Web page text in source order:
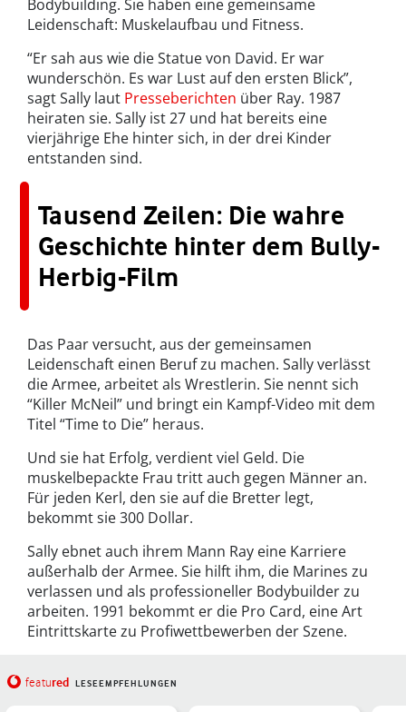
Bodybuilding. Sie haben eine gemeinsame
Leidenschaft: Muskelaufbau und Fitness.
“Er sah aus wie die Statue von David. Er war
wunderschön. Es war Lust auf den ersten Blick”,
sagt Sally laut Presseberichten über Ray. 1987
heiraten sie. Sally ist 27 und hat bereits eine
vierjährige Ehe hinter sich, in der drei Kinder
entstanden sind.
Tausend Zeilen: Die wahre
Geschichte hinter dem Bully-
Herbig-Film
Das Paar versucht, aus der gemeinsamen
Leidenschaft einen Beruf zu machen. Sally verlässt
die Armee, arbeitet als Wrestlerin. Sie nennt sich
“Killer McNeil” und bringt ein Kampf-Video mit dem
Titel “Time to Die” heraus.
Und sie hat Erfolg, verdient viel Geld. Die
muskelbepackte Frau tritt auch gegen Männer an.
Für jeden Kerl, den sie auf die Bretter legt,
bekommt sie 300 Dollar.
Sally ebnet auch ihrem Mann Ray eine Karriere
außerhalb der Armee. Sie hilft ihm, die Marines zu
verlassen und als professioneller Bodybuilder zu
arbeiten. 1991 bekommt er die Pro Card, eine Art
Eintrittskarte zu Profiwettbewerben der Szene.
featured LESEEMPFEHLUNGEN